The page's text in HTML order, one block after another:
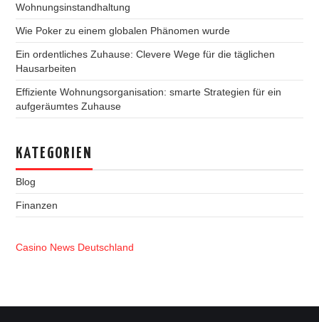
Wohnungsinstandhaltung
Wie Poker zu einem globalen Phänomen wurde
Ein ordentliches Zuhause: Clevere Wege für die täglichen
Hausarbeiten
Effiziente Wohnungsorganisation: smarte Strategien für ein
aufgeräumtes Zuhause
KATEGORIEN
Blog
Finanzen
Casino News Deutschland